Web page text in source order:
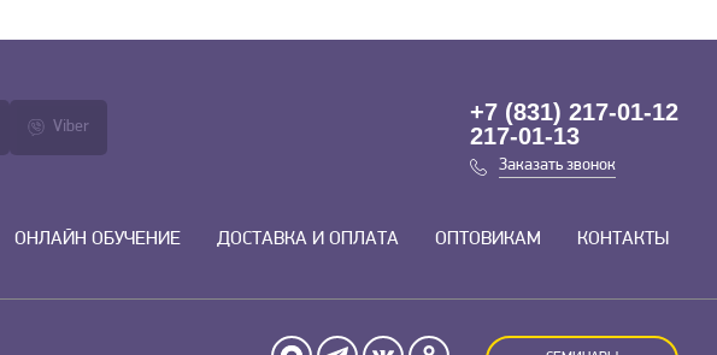
Viber
+7 (831) 217-01-12
217-01-13
Заказать звонок
ОНЛАЙН ОБУЧЕНИЕ ДОСТАВКА И ОПЛАТА ОПТОВИКАМ КОНТАКТЫ